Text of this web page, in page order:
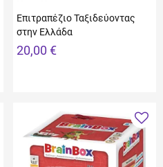
Επιτραπέζιο Ταξιδεύοντας
στην Ελλάδα
20,00 €